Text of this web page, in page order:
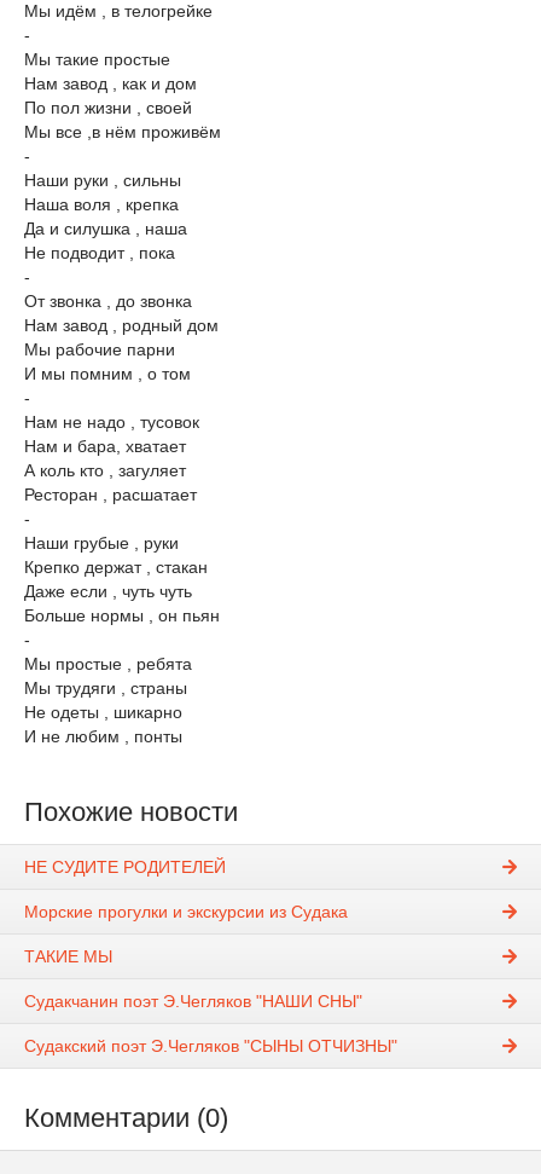
Мы идём , в телогрейке
-
Мы такие простые
Нам завод , как и дом
По пол жизни , своей
Мы все ,в нём проживём
-
Наши руки , сильны
Наша воля , крепка
Да и силушка , наша
Не подводит , пока
-
От звонка , до звонка
Нам завод , родный дом
Мы рабочие парни
И мы помним , о том
-
Нам не надо , тусовок
Нам и бара, хватает
А коль кто , загуляет
Ресторан , расшатает
-
Наши грубые , руки
Крепко держат , стакан
Даже если , чуть чуть
Больше нормы , он пьян
-
Мы простые , ребята
Мы трудяги , страны
Не одеты , шикарно
И не ​любим , понты
Похожие новости
НЕ СУДИТЕ РОДИТЕЛЕЙ
Морские прогулки и экскурсии из Судака
ТАКИЕ МЫ
Судакчанин поэт Э.Чегляков "НАШИ СНЫ"
Судакский поэт Э.Чегляков "СЫНЫ ОТЧИЗНЫ"
Комментарии (0)